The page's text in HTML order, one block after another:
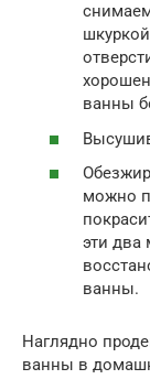
ванны
можно
эти два
ванны.
Наглядно
ванны в